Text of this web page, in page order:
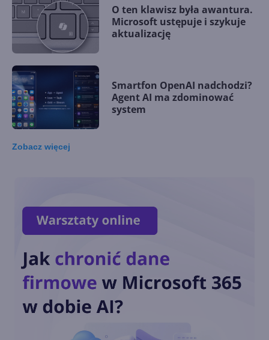
O ten klawisz była awantura.
Microsoft ustępuje i szykuje
aktualizację
Smartfon OpenAI nadchodzi?
Agent AI ma zdominować
system
Generatywna AI na co
czwartym laptopie w 2024 r.
Kiedy zdominuje rynek?
Microsoft opatentował
Zobacz więcej